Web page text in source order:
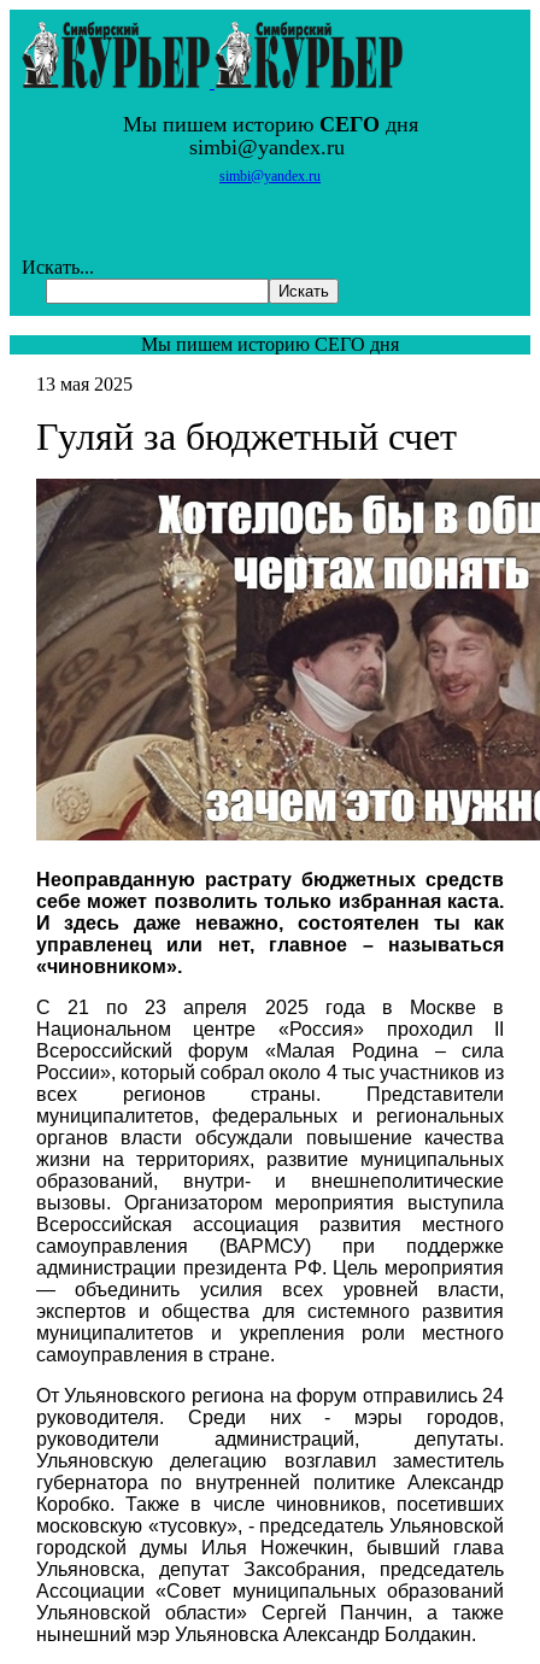
Мы пишем историю СЕГО дня
simbi@yandex.ru
simbi@yandex.ru
Искать...
Искать
Мы пишем историю СЕГО дня
13 мая 2025
Гуляй за бюджетный счет
Неоправданную растрату бюджетных средств
себе может позволить только избранная каста.
И здесь даже неважно, состоятелен ты как
управленец или нет, главное – называться
«чиновником».
С 21 по 23 апреля 2025 года в Москве в
Национальном центре «Россия» проходил II
Всероссийский форум «Малая Родина – сила
России», который собрал около 4 тыс участников из
всех регионов страны. Представители
муниципалитетов, федеральных и региональных
органов власти обсуждали повышение качества
жизни на территориях, развитие муниципальных
образований, внутри- и внешнеполитические
вызовы. Организатором мероприятия выступила
Всероссийская ассоциация развития местного
самоуправления (ВАРМСУ) при поддержке
администрации президента РФ. Цель мероприятия
— объединить усилия всех уровней власти,
экспертов и общества для системного развития
муниципалитетов и укрепления роли местного
самоуправления в стране.
От Ульяновского региона на форум отправились 24
руководителя. Среди них - мэры городов,
руководители администраций, депутаты.
Ульяновскую делегацию возглавил заместитель
губернатора по внутренней политике Александр
Коробко. Также в числе чиновников, посетивших
московскую «тусовку», - председатель Ульяновской
городской думы Илья Ножечкин, бывший глава
Ульяновска, депутат Заксобрания, председатель
Ассоциации «Совет муниципальных образований
Ульяновской области» Сергей Панчин, а также
нынешний мэр Ульяновска Александр Болдакин.